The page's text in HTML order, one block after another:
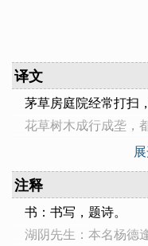
译文
茅草房庭院经常打扫
花草树木成行成垄，
庭院外一条小河保护
两座大山打开门来为
注释
书：书写，题诗。
湖阴先生：本名杨德